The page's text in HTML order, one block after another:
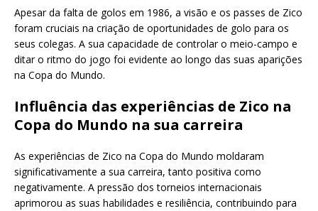
Apesar da falta de golos em 1986, a visão e os passes de Zico
foram cruciais na criação de oportunidades de golo para os
seus colegas. A sua capacidade de controlar o meio-campo e
ditar o ritmo do jogo foi evidente ao longo das suas aparições
na Copa do Mundo.
Influência das experiências de Zico na
Copa do Mundo na sua carreira
As experiências de Zico na Copa do Mundo moldaram
significativamente a sua carreira, tanto positiva como
negativamente. A pressão dos torneios internacionais
aprimorou as suas habilidades e resiliência, contribuindo para